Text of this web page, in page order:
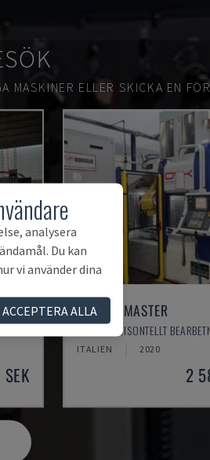
MASKINER ELLER SKICKA EN
SYSTEM MASTER
DVK - HORISONTELLT
ITALIEN 2020
2
analysera
Du kan
vi använder dina
ACCEPTERA ALLA